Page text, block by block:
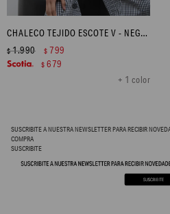
CHALECO TEJIDO ESCOTE V - NEGRO
+ 1 color
$1.990 $ 799
$ 679
SUSCRIBITE A NUESTRA NEWSLETTER PARA RECIBIR
COMPRA
SUSCRIBITE